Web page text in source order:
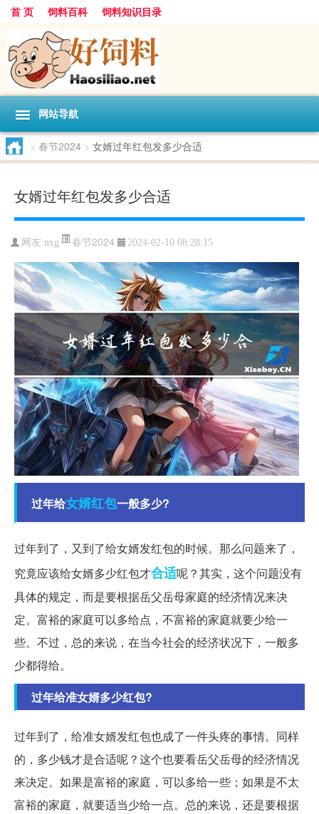
首 页 饲料百科 饲料知识目录
网站导航
> 春节2024 > 女婿过年红包发多少合适
女婿过年红包发多少合适
网友:nxg 春节2024 2024-02-10 08:28:15
过年给女婿红包一般多少?
过年到了，又到了给女婿发红包的时候。那么问题来了，
究竟应该给女婿多少红包才合适呢？其实，这个问题没有
具体的规定，而是要根据岳父岳母家庭的经济情况来决
定。富裕的家庭可以多给点，不富裕的家庭就要少给一
些。不过，总的来说，在当今社会的经济状况下，一般多
少都得给。
过年给准女婿多少红包?
过年到了，给准女婿发红包也成了一件头疼的事情。同样
的，多少钱才是合适呢？这个也要看岳父岳母的经济情况
来决定。如果是富裕的家庭，可以多给一些；如果是不太
富裕的家庭，就要适当少给一点。总的来说，还是要根据